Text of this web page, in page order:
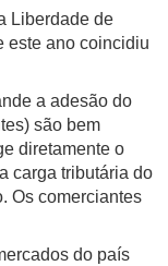
Liberdade de
este ano coincidiu
a adesão do
são bem
diretamente o
carga tributária do
Os comerciantes
do país